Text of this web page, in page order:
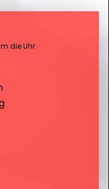
die Uhr